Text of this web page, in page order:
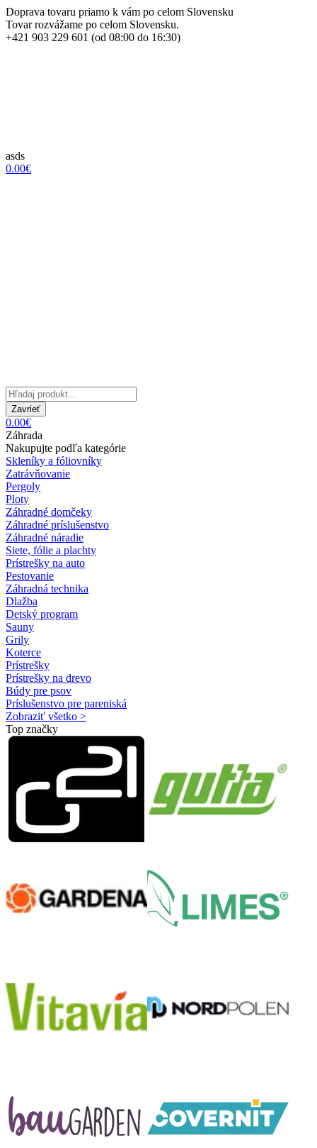
Doprava tovaru priamo k vám po celom Slovensku
Tovar rozvážame po celom Slovensku.
+421 903 229 601 (od 08:00 do 16:30)
asds
0.00€
Zavrieť
0.00€
Záhrada
Nakupujte podľa kategórie
Skleníky a fóliovníky
Zatrávňovanie
Pergoly
Ploty
Záhradné domčeky
Záhradné príslušenstvo
Záhradné náradie
Siete, fólie a plachty
Prístrešky na auto
Pestovanie
Záhradná technika
Dlažba
Detský program
Sauny
Grily
Koterce
Prístrešky
Prístrešky na drevo
Búdy pre psov
Príslušenstvo pre pareniská
Zobraziť všetko >
Top značky